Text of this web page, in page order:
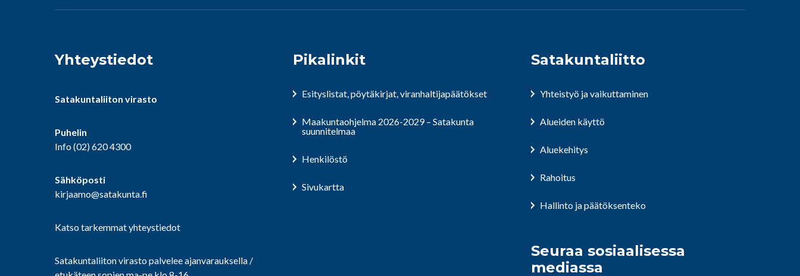
Yhteystiedot
Satakuntaliiton virasto
Puhelin
Info(02) 620 4300
Sähköposti
kirjaamo@satakunta.fi
Katso tarkemmat yhteystiedot
Satakuntaliiton virasto palvelee ajanvarauksella /
Pikalinkit
Esityslistat, pöytäkirjat, viranhaltijapäätökset
Maakuntaohjelma 2026-2029 – Satakunta
suunnitelmaa
Henkilöstö
Sivukartta
Satakuntaliitto
Yhteistyö ja vaikuttaminen
Alueiden käyttö
Aluekehitys
Rahoitus
Hallinto ja päätöksenteko
Seuraa sosiaalisessa
mediassa